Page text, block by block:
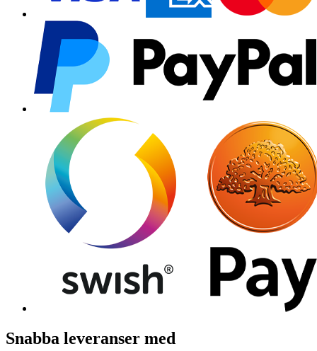
Snabba leveranser med